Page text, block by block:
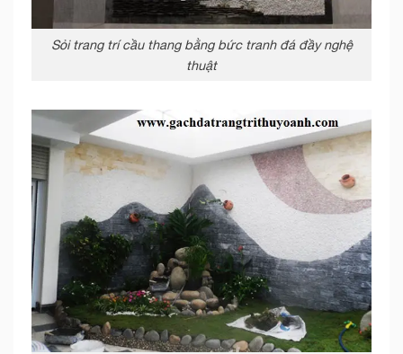
Sỏi trang trí cầu thang bằng bức tranh đá đầy nghệ
thuật